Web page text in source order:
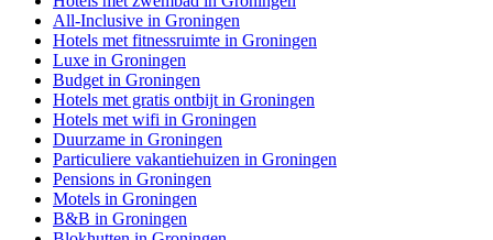
All-Inclusive in Groningen
Hotels met fitnessruimte in Groningen
Luxe in Groningen
Budget in Groningen
Hotels met gratis ontbijt in Groningen
Hotels met wifi in Groningen
Duurzame in Groningen
Particuliere vakantiehuizen in Groningen
Pensions in Groningen
Motels in Groningen
B&B in Groningen